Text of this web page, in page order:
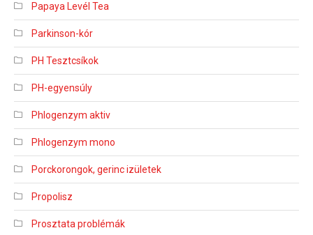
Papaya Levél Tea
Parkinson-kór
PH Tesztcsíkok
PH-egyensúly
Phlogenzym aktiv
Phlogenzym mono
Porckorongok, gerinc izületek
Propolisz
Prosztata problémák